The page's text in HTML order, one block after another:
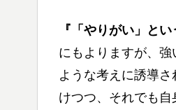
『「やりがい」と
にもよりますが、
ような考えに誘導
けつつ、それでも自